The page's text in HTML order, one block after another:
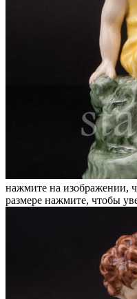
нажмите на изображении,
размере нажмите, чтобы